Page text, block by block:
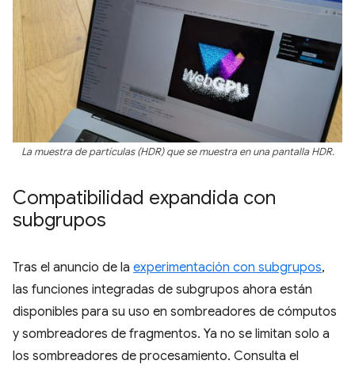
La muestra de partículas (HDR) que se muestra en una pantalla HDR.
Compatibilidad expandida con
subgrupos
Tras el anuncio de la experimentación con subgrupos,
las funciones integradas de subgrupos ahora están
disponibles para su uso en sombreadores de cómputos
y sombreadores de fragmentos. Ya no se limitan solo a
los sombreadores de procesamiento. Consulta el